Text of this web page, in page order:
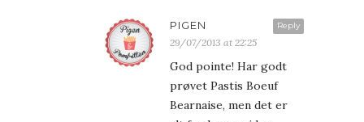
Reply
PIGEN
29/07/2013 at 22:25
God pointe! Har godt
prøvet Pastis Boeuf
Bearnaise, men det er